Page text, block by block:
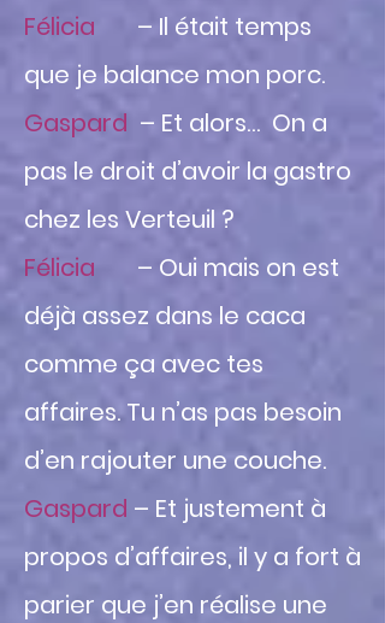
Félicia – Il était temps
que je balance mon porc.
Gaspard – Et alors… On a
pas le droit d’avoir la gastro
chez les Verteuil ?
Félicia – Oui mais on est
déjà assez dans le caca
comme ça avec tes
affaires. Tu n’as pas besoin
d’en rajouter une couche.
Gaspard – Et justement à
propos d’affaires, il y a fort à
parier que j’en réalise une